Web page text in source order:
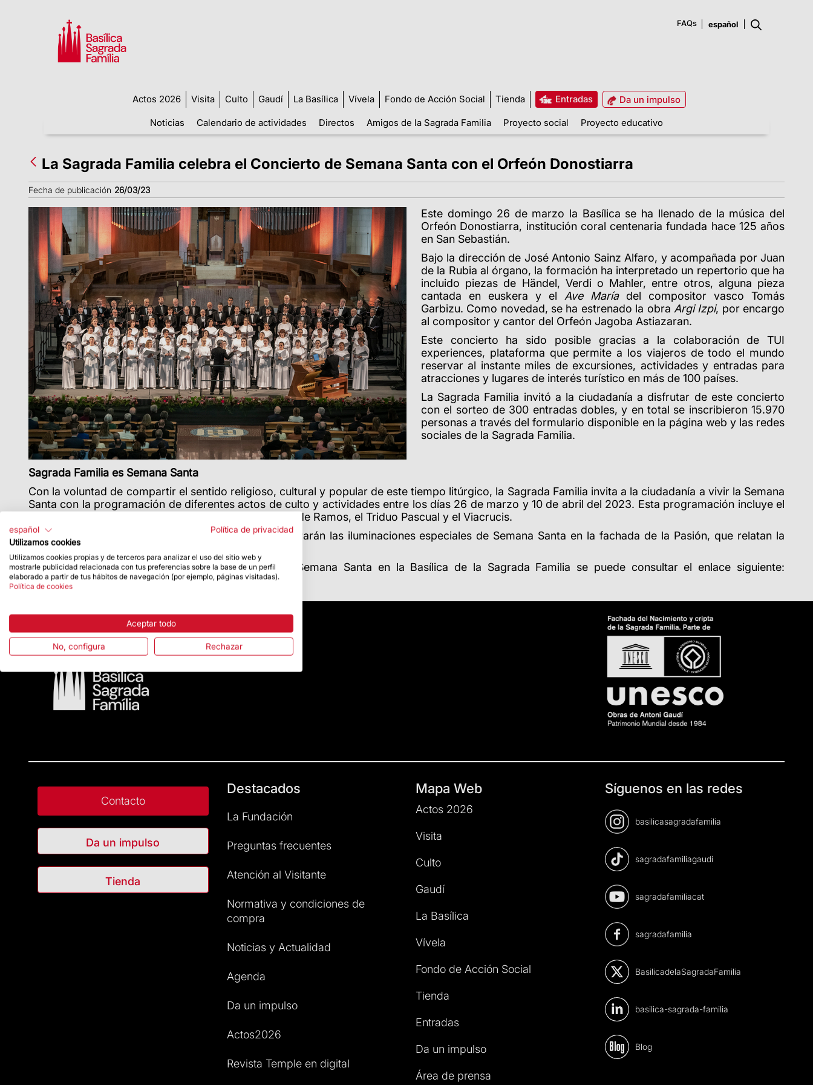
FAQs
Actos 2026 Visita Culto Gaudí La Basílica Vívela Fondo de Acción Social Tienda Entradas
Da un impulso
Noticias
Calendario de actividades Directos Amigos de la Sagrada Familia Proyecto social Proyecto educativo
La Sagrada Familia celebra el Concierto de Semana Santa con el Orfeón Donostiarra
Fecha de publicación 26/03/23
Este domingo 26 de marzo la Basílica se ha llenado de la música del
Orfeón Donostiarra, institución coral centenaria fundada hace 125 años
en San Sebastián.
Bajo la dirección de José Antonio Sainz Alfaro, y acompañada por Juan
de la Rubia al órgano, la formación ha interpretado un repertorio que ha
incluido piezas de Händel, Verdi o Mahler, entre otros, alguna pieza
cantada en euskera y el Ave Maríadel compositor vasco Tomás
Garbizu. Como novedad, se ha estrenado la obra Argi Izpi, por encargo
al compositor y cantor del Orfeón Jagoba Astiazaran.
Este concierto ha sido posible gracias a la colaboración de TUI
experiences, plataforma que permite a los viajeros de todo el mundo
reservar al instante miles de excursiones, actividades y entradas para
atracciones y lugares de interés turístico en más de 100 países.
La Sagrada Familia invitó a la ciudadanía a disfrutar de este concierto
con el sorteo de 300 entradas dobles, y en total se inscribieron 15.970
personas a través del formulario disponible en la página web y las redes
sociales de la Sagrada Familia.
Sagrada Familia es Semana Santa
Con la voluntad de compartir el sentido religioso, cultural y popular de este tiempo litúrgico, la Sagrada Familia invita a la ciudadanía a vivir la Semana
Santa con la programación de diferentes actos de culto y actividades entre los días 26 de marzo y 10 de abril del 2023. Esta programación incluye el
taller familiar y las celebraciones litúrgicas de la misa de Ramos, el Triduo Pascual y el Viacrucis.
Como novedad, los días 3, 4 y 5 de abril se recuperarán las iluminaciones especiales de Semana Santa en la fachada de la Pasión, que relatan la
pasión y muerte de Jesucristo.
Para más información sobre la celebración de la Semana Santa en la Basílica de la Sagrada Familia se puede consultar el enlace siguiente:
https://sagradafamilia.org/setmana-santa.
Contacto
Da un impulso
Tienda
Destacados
La Fundación
Preguntas frecuentes
Atención al Visitante
Normativa y condiciones de
compra
Noticias y Actualidad
Agenda
Da un impulso
Actos2026
Revista Temple en digital
Mapa Web
Actos 2026
Visita
Culto
Gaudí
La Basílica
Vívela
Fondo de Acción Social
Tienda
Entradas
Da un impulso
Área de prensa
Síguenos en las redes
basilicasagradafamilia
sagradafamiliagaudi
sagradafamiliacat
sagradafamilia
BasilicadelaSagradaFamilia
basilica-sagrada-familia
Blog
español
Política de privacidad
Utilizamos cookies
Utilizamos cookies propias y de terceros para analizar el uso del sitio web y
mostrarle publicidad relacionada con tus preferencias sobre la base de un perfil
elaborado a partir de tus hábitos de navegación (por ejemplo, páginas visitadas).
Política de cookies
Aceptar todo
No, configura Rechazar